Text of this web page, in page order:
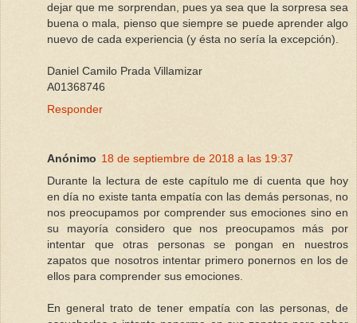
dejar que me sorprendan, pues ya sea que la sorpresa sea
buena o mala, pienso que siempre se puede aprender algo
nuevo de cada experiencia (y ésta no sería la excepción).
Daniel Camilo Prada Villamizar
A01368746
Responder
Anónimo 18 de septiembre de 2018 a las 19:37
Durante la lectura de este capítulo me di cuenta que hoy
en día no existe tanta empatía con las demás personas, no
nos preocupamos por comprender sus emociones sino en
su mayoría considero que nos preocupamos más por
intentar que otras personas se pongan en nuestros
zapatos que nosotros intentar primero ponernos en los de
ellos para comprender sus emociones.
En general trato de tener empatía con las personas, de